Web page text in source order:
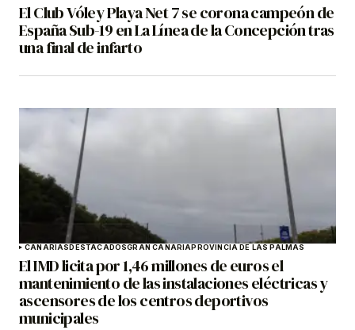
El Club Vóley Playa Net 7 se corona campeón de
España Sub-19 en La Línea de la Concepción tras
una final de infarto
CANARIASDESTACADOSGRAN CANARIAPROVINCIA DE LAS PALMAS
El IMD licita por 1,46 millones de euros el
mantenimiento de las instalaciones eléctricas y
ascensores de los centros deportivos
municipales